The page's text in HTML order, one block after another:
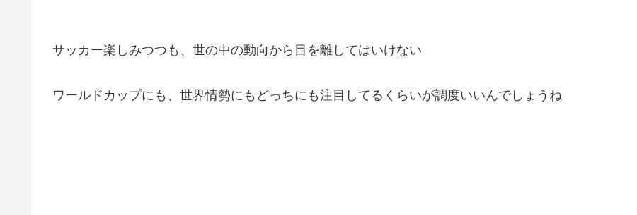
サッカー楽しみつつも、世の中の動向から目を離してはいけない
ワールドカップにも、世界情勢にもどっちにも注目してるくらいが調度いいんでしょうね